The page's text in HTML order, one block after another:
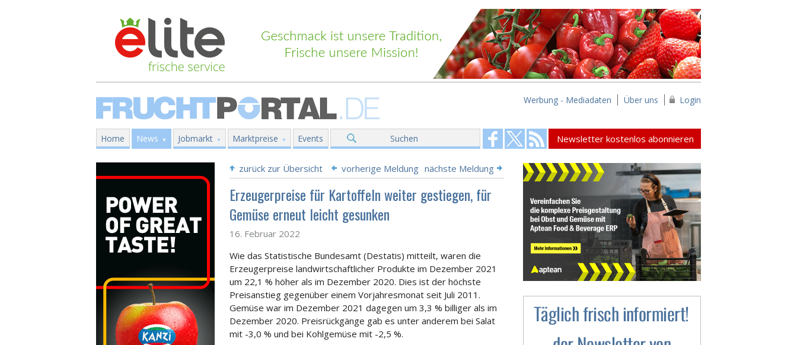
Werbung - Mediadaten Über uns Login
Home News Jobmarkt Marktpreise Events Suchen Newsletter kostenlos abonnieren
zurück zur Übersicht vorherige Meldung nächste Meldung
Erzeugerpreise für Kartoffeln weiter gestiegen, für
Gemüse erneut leicht gesunken
16. Februar 2022
Wie das Statistische Bundesamt (Destatis) mitteilt, waren die
Erzeugerpreise landwirtschaftlicher Produkte im Dezember 2021
um 22,1 % höher als im Dezember 2020. Dies ist der höchste
Preisanstieg gegenüber einem Vorjahresmonat seit Juli 2011.
Gemüse war im Dezember 2021 dagegen um 3,3 % billiger als im
Dezember 2020. Preisrückgänge gab es unter anderem bei Salat
mit -3,0 % und bei Kohlgemüse mit -2,5 %.